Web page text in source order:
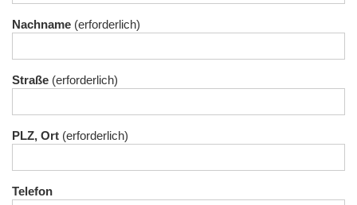
Nachname
Straße
PLZ, Ort
Telefon